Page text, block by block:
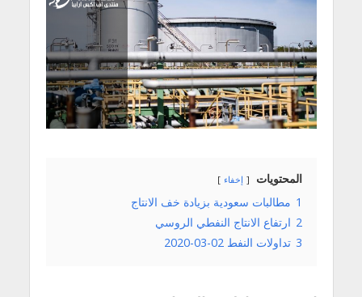
المحتويات إخفاء
1 مطالبات سعودية بزيادة خف الانتاج
2 ارتفاع الانتاج النفطي الروسي
3 تداولات النفط 02-03-2020